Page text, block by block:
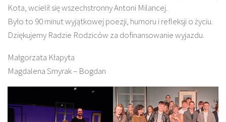
Kota, wcielił się wszechstronny Antoni Milancej.
Było to 90 minut wyjątkowej poezji, humoru i refleksji o życiu.
Dziękujemy Radzie Rodziców za dofinansowanie wyjazdu.
Małgorzata Kłapyta
Magdalena Smyrak – Bogdan